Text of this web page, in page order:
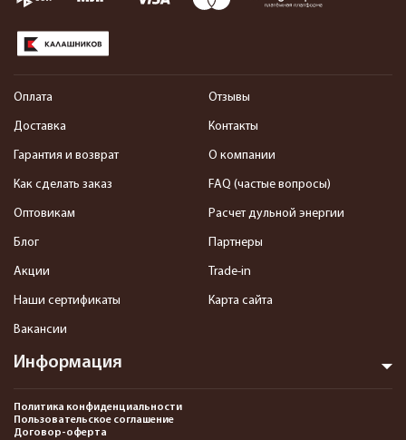
Информация
Оплата
Доставка
Гарантия и возврат
Как сделать заказ
Оптовикам
Блог
Акции
Наши сертификаты
Вакансии
Отзывы
Контакты
О компании
FAQ (частые вопросы)
Расчет дульной энергии
Партнеры
Trade-in
Карта сайта
Политика конфиденциальности
Пользовательское соглашение
Договор-оферта